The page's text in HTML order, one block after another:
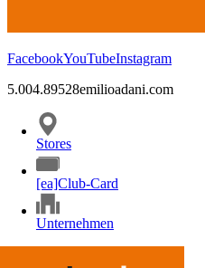
FacebookYouTubeInstagram
5.004.89528emilioadani.com
Stores
[ea]Club-Card
Unternehmen